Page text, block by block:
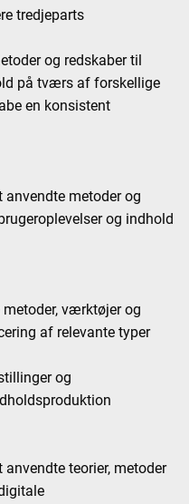
tredjeparts
og redskaber til
på tværs af forskellige
en konsistent
metoder og
og indhold
metoder, værktøjer og
af relevante typer
og
teorier, metoder